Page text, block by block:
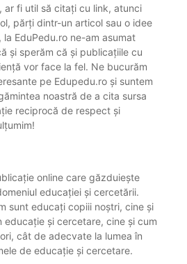
ar fi util să citați cu link, atunci
părți dintr-un articol sau o idee
EduPedu.ro ne-am asumat
și sperăm că și publicațiile cu
vor face la fel. Ne bucurăm
pe Edupedu.ro și suntem
noastră de a cita sursa
reciprocă de respect și
online care găzduiește
educației și cercetării.
sunt educați copiii noștri, cine și
și cercetare, cine și cum
cât de adecvate la lumea în
de educație și cercetare.